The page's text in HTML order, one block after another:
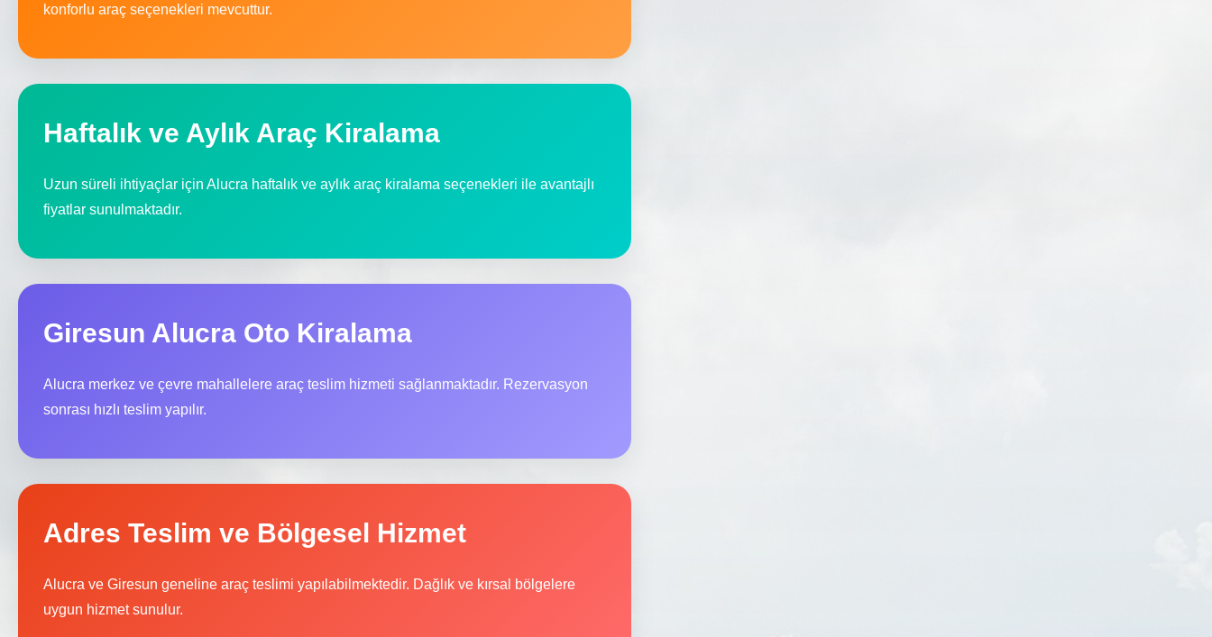
konforlu araç seçenekleri mevcuttur.
Haftalık ve Aylık Araç Kiralama
Uzun süreli ihtiyaçlar için Alucra haftalık ve aylık araç kiralama seçenekleri ile avantajlı
fiyatlar sunulmaktadır.
Giresun Alucra Oto Kiralama
Alucra merkez ve çevre mahallelere araç teslim hizmeti sağlanmaktadır. Rezervasyon
sonrası hızlı teslim yapılır.
Adres Teslim ve Bölgesel Hizmet
Alucra ve Giresun geneline araç teslimi yapılabilmektedir. Dağlık ve kırsal bölgelere
uygun hizmet sunulur.